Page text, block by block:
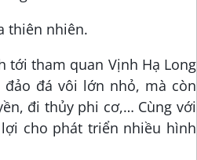
thiên nhiên.
tới tham quan Vịnh Hạ Long
đá vôi lớn nhỏ, mà còn
đi thủy phi cơ,… Cùng với
cho phát triển nhiều hình